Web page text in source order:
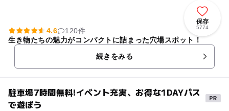
保存
5774
4.6
120件
生き物たちの魅力がコンパクトに詰まった穴場スポット！
続きをみる
駐車場7時間無料!イベント充実、お得な1DAYパス
で遊ぼう